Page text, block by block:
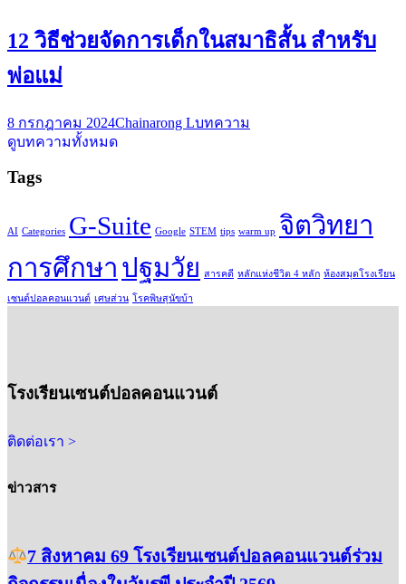
12 วิธีช่วยจัดการเด็กในสมาธิสั้น สำหรับ
พ่อแม่
8 กรกฎาคม 2024Chainarong Lบทความ
ดูบทความทั้งหมด
Tags
AI Categories G-Suite Google STEM tips warm up จิตวิทยา
การศึกษา ปฐมวัย สารคดี หลักแห่งชีวิต 4 หลัก ห้องสมุดโรงเรียน
เซนต์ปอลคอนแวนต์ เศษส่วน โรคพิษสุนัขบ้า
โรงเรียนเซนต์ปอลคอนแวนต์
ติดต่อเรา >
ข่าวสาร
7 สิงหาคม 69 โรงเรียนเซนต์ปอลคอนแวนต์ร่วม